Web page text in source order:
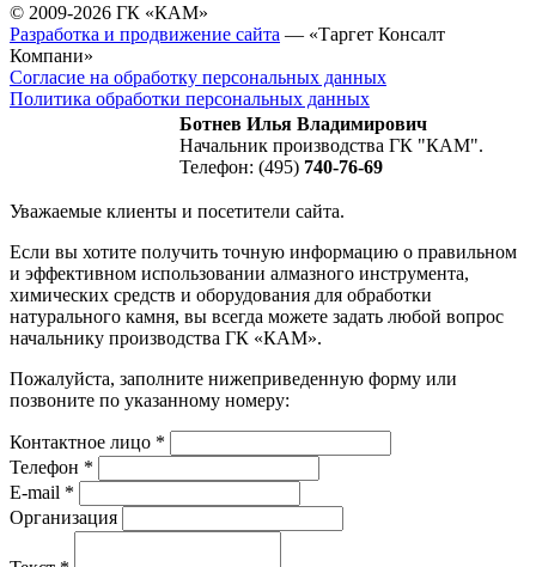
© 2009-2026 ГК «КАМ»
Разработка и продвижение сайта — «Таргет Консалт
Компани»
Согласие на обработку персональных данных
Политика обработки персональных данных
Ботнев Илья Владимирович
Начальник производства ГК "КАМ".
Телефон: (495) 740-76-69
Уважаемые клиенты и посетители сайта.
Если вы хотите получить точную информацию о правильном
и эффективном использовании алмазного инструмента,
химических средств и оборудования для обработки
натурального камня, вы всегда можете задать любой вопрос
начальнику производства ГК «КАМ».
Пожалуйста, заполните нижеприведенную форму или
позвоните по указанному номеру:
Контактное лицо *
Телефон *
E-mail *
Организация